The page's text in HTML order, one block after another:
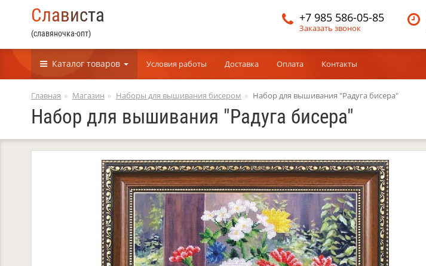
Слависта
(славяночка-опт)
+7 985 586-05-85
Заказать звонок
Каталог товаров Условия работы Доставка Оплата Контакты
Главная Магазин Наборы для вышивания бисером Набор для вышивания "Радуга бисера"
Набор для вышивания "Радуга бисера"